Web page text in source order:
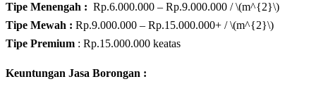
Tipe Menengah : Rp.6.000.000 – Rp.9.000.000 / \(m^{2}\)
Tipe Mewah : Rp.9.000.000 – Rp.15.000.000+ / \(m^{2}\)
Tipe Premium : Rp.15.000.000 keatas
Keuntungan Jasa Borongan :